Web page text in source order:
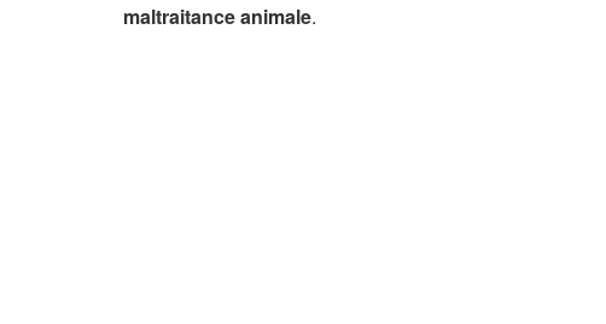
maltraitance animale.